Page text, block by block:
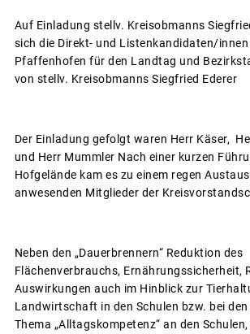
Auf Einladung stellv. Kreisobmanns
sich die Direkt- und Listenkandidaten/innen
Pfaffenhofen für den Landtag und
von stellv. Kreisobmanns Siegfried Ederer
Der Einladung gefolgt waren Herr Käser,
und Herr Mummler Nach einer kurzen
Hofgelände kam es zu einem regen
anwesenden Mitglieder der
Neben den „Dauerbrennern“ Reduktion des
Flächenverbrauchs, Ernährungssicherheit,
Auswirkungen auch im Hinblick zur
Landwirtschaft in den Schulen bzw. bei
Thema „Alltagskompetenz“ an den